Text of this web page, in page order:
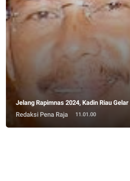
Jelang Rapimnas 2024, Kadin Riau
Redaksi Pena Raja
11.01.00